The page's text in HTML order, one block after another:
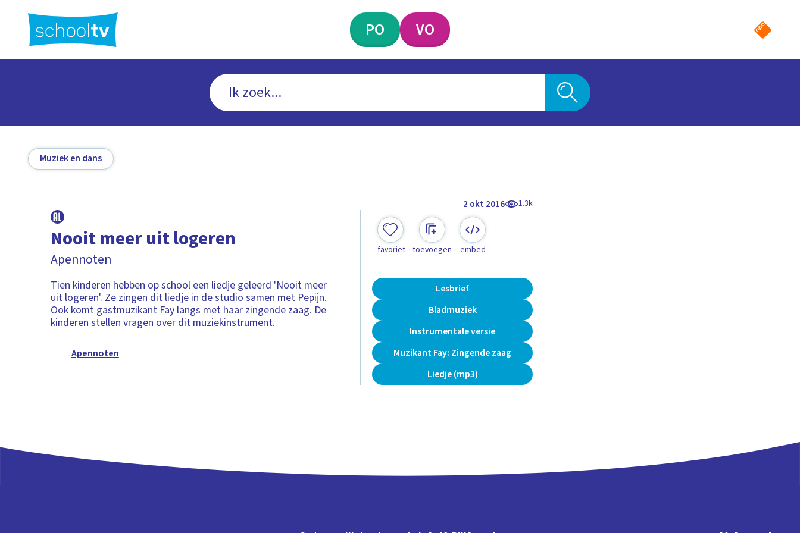
hoofdinhoud
PO VO
Muziek en dans
2 okt 2016 1.3k
Nooit meer uit logeren
Apennoten
Tien kinderen hebben op school een liedje geleerd 'Nooit meer
uit logeren'. Ze zingen dit liedje in de studio samen met Pepijn.
Ook komt gastmuzikant Fay langs met haar zingende zaag. De
kinderen stellen vragen over dit muziekinstrument.
Apennoten
favoriet toevoegen embed
Lesbrief
Bladmuziek
Instrumentale versie
Muzikant Fay: Zingende zaag
Liedje (mp3)